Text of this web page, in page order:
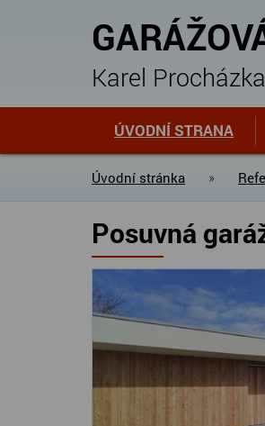
Karel Procházka
ÚVODNÍ STRANA
Úvodní stránka »
Posuvná